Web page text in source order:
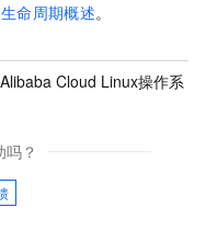
命周期概述。
Alibaba Cloud Linux操作系
？